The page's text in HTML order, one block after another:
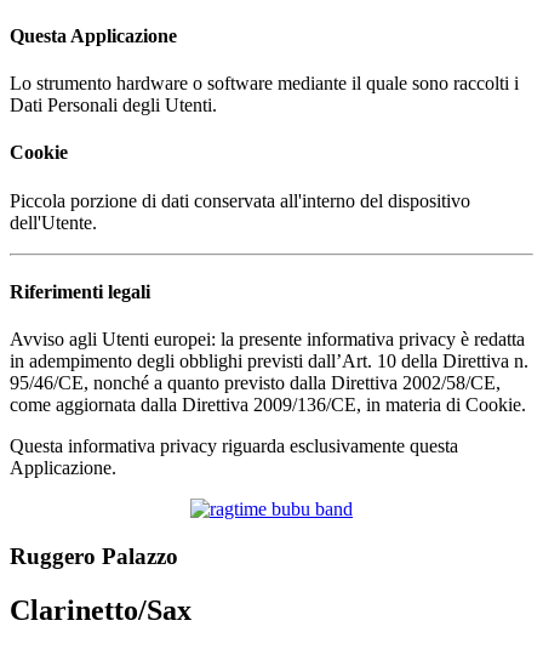
Questa Applicazione
Lo strumento hardware o software mediante il quale sono raccolti i
Dati Personali degli Utenti.
Cookie
Piccola porzione di dati conservata all'interno del dispositivo
dell'Utente.
Riferimenti legali
Avviso agli Utenti europei: la presente informativa privacy è redatta
in adempimento degli obblighi previsti dall’Art. 10 della Direttiva n.
95/46/CE, nonché a quanto previsto dalla Direttiva 2002/58/CE,
come aggiornata dalla Direttiva 2009/136/CE, in materia di Cookie.
Questa informativa privacy riguarda esclusivamente questa
Applicazione.
Ruggero Palazzo
Clarinetto/Sax